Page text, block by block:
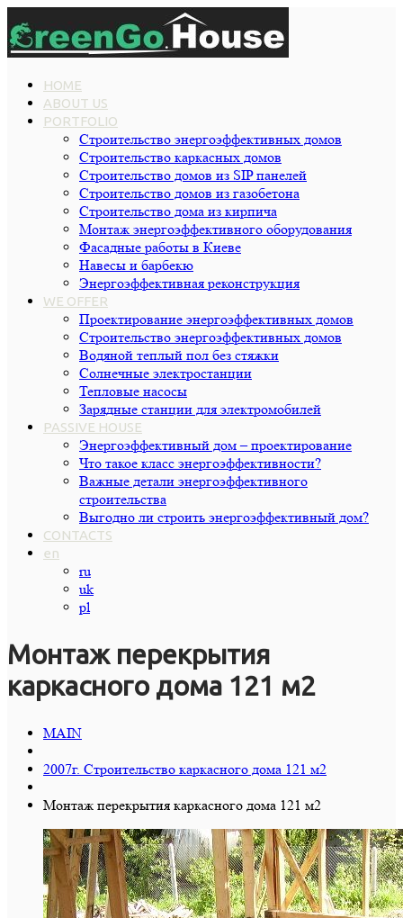
HOME
ABOUT US
PORTFOLIO
Строительство энергоэффективных домов
Строительство каркасных домов
Строительство домов из SIP панелей
Строительство домов из газобетона
Строительство дома из кирпича
Монтаж энергоэффективного оборудования
Фасадные работы в Киеве
Навесы и барбекю
Энергоэффективная реконструкция
WE OFFER
Проектирование энергоэффективных домов
Строительство энергоэффективных домов
Водяной теплый пол без стяжки
Cолнечные электростанции
Тепловые насосы
Зарядные станции для электромобилей
PASSIVE HOUSE
Энергоэффективный дом – проектирование
Что такое класс энергоэффективности?
Важные детали энергоэффективного
строительства
Выгодно ли строить энергоэффективный дом?
CONTACTS
en
ru
uk
pl
Монтаж перекрытия
каркасного дома 121 м2
MAIN
2007г. Строительство каркасного дома 121 м2
Монтаж перекрытия каркасного дома 121 м2